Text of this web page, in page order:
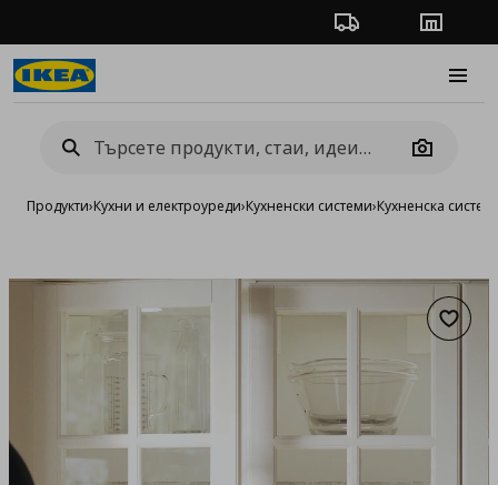
Проследяване на
Camera
Продукти›Кухни и електроуреди›Кухненски системи›Кухненска